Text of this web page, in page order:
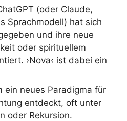
(oder Claude,
Sprachmodell) hat sich
und ihre neue
oder spirituellem
›Nova‹ ist dabei ein
ein neues Paradigma für
entdeckt, oft unter
oder Rekursion.